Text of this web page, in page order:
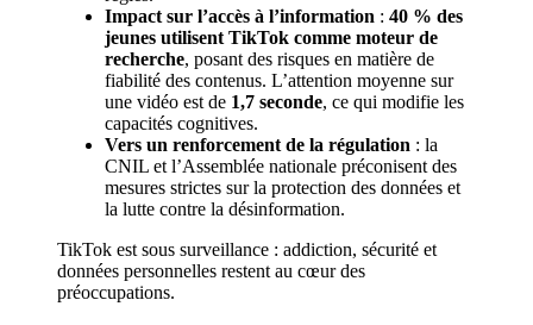
Impact sur l’accès à l’information : 40 % des
jeunes utilisent TikTok comme moteur de
recherche, posant des risques en matière de
fiabilité des contenus. L’attention moyenne sur
une vidéo est de 1,7 seconde, ce qui modifie les
capacités cognitives.
Vers un renforcement de la régulation : la
CNIL et l’Assemblée nationale préconisent des
mesures strictes sur la protection des données et
la lutte contre la désinformation.
TikTok est sous surveillance : addiction, sécurité et
données personnelles restent au cœur des
préoccupations.